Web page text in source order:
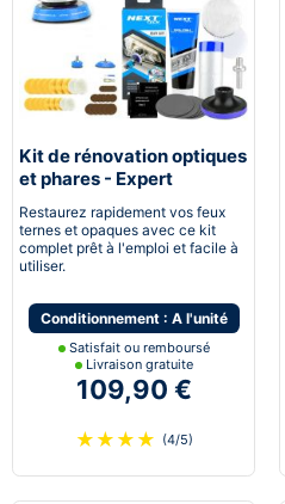
Kit de rénovation optiques
et phares - Expert
Restaurez rapidement vos feux
ternes et opaques avec ce kit
complet prêt à l'emploi et facile à
utiliser.
Conditionnement : A l'unité
Satisfait ou remboursé
Livraison gratuite
109,90 €
★ ★ ★ ★ (4/5)